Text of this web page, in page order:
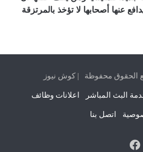
عنها أصحابها لا تؤخذ بالمرتزقة
البث المباشر اعلانات وظائف
اتصل بنا